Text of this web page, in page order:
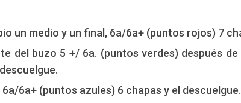
un medio y un final, 6a/6a+ (puntos rojos) 7
del buzo 5 +/ 6a. (puntos verdes) después
6a/6a+ (puntos azules) 6 chapas y el descuelgue.